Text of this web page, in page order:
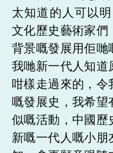
太知道的人可
文化歷史藝術家們
背景嘅發展用佢
我哋新一代人知
咁樣走過來的，令
嘅發展史，我希
似嘅活動，中國
新嘅一代人嘅小